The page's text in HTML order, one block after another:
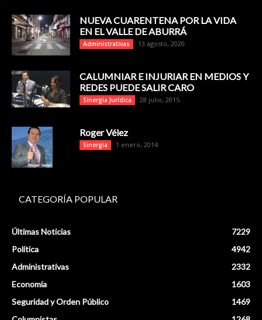
NUEVA CUARENTENA POR LA VIDA
EN EL VALLE DE ABURRÁ
Administrativas 13 agosto, 2020
CALUMNIAR E INJURIAR EN MEDIOS Y
REDES PUEDE SALIR CARO
Sinergia Jurídica 28 julio, 2015
Roger Vélez
Sinergia 1 enero, 2014
CATEGORÍA POPULAR
Últimas Noticias
7229
Política
4942
Administrativas
2332
Economía
1603
Seguridad y Orden Público
1469